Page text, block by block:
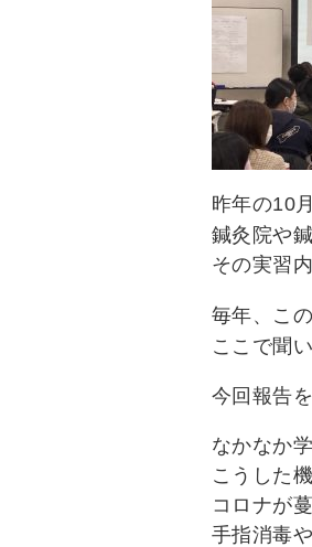
昨年の10
鍼灸院や
その実習
毎年、こ
ここで聞
今回報告
なかなか
こうした
コロナが
手指消毒